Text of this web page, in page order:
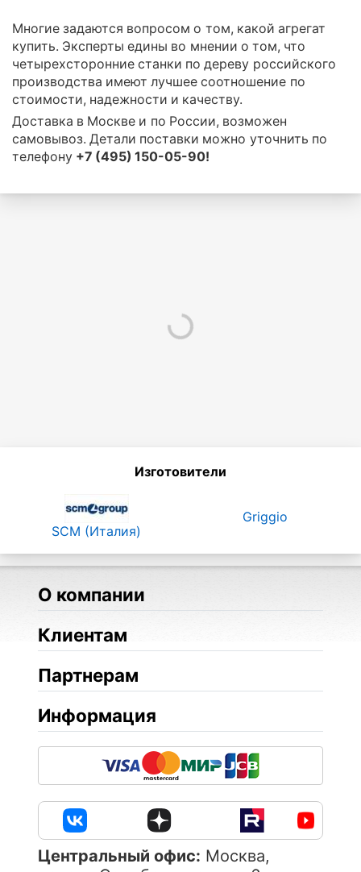
Многие задаются вопросом о том, какой агрегат
купить. Эксперты едины во мнении о том, что
четырехсторонние станки по дереву российского
производства имеют лучшее соотношение по
стоимости, надежности и качеству.
Доставка в Москве и по России, возможен
самовывоз. Детали поставки можно уточнить по
телефону +7 (495) 150-05-90!
Изготовители
SCM (Италия)
Griggio
О компании
Клиентам
Партнерам
Информация
Центральный офис: Москва,